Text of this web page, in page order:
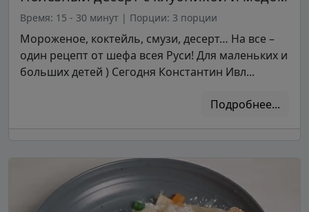
Время: 15 - 30 минут | Порции: 3 порции
Мороженое, коктейль, смузи, десерт… На все –
один рецепт от шефа всея Руси! Для маленьких и
больших детей ) Сегодня Константин Ивл...
Подробнее...